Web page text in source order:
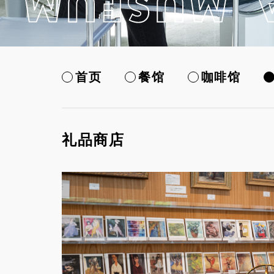
首页 餐馆 咖啡馆
礼品商店